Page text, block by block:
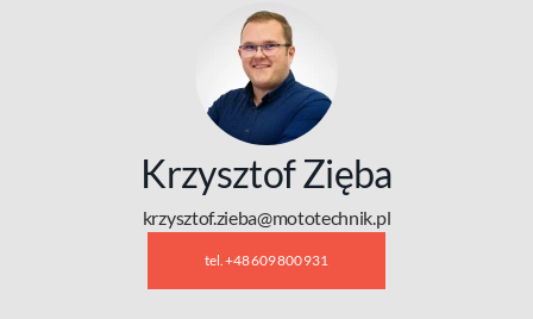
Krzysztof Zięba
krzysztof.zieba@mototechnik.pl
tel. +48 609 800 931